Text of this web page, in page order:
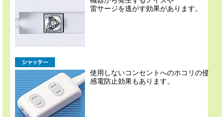
雷サージを逃がす効果があります。
使用しないコンセントへのホコリの侵入
感電防止効果もあります。